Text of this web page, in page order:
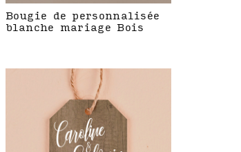
Bougie de personnalisée
blanche mariage Bois